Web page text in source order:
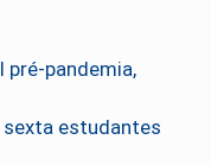
pré-pandemia,
estudantes